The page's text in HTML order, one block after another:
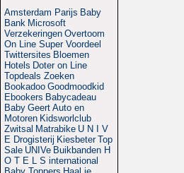
Amsterdam Parijs Baby
Bank Microsoft
Verzekeringen Overtoom
On Line Super Voordeel
Twittersites Bloemen
Hotels Doter on Line
Topdeals Zoeken
Bookadoo Goodmoodkid
Ebookers Babycadeau
Baby Geert Auto en
Motoren Kidsworlclub
Zwitsal Matrabike U N I V
E Drogisterij Kiesbeter Top
Sale UNIVe Buikbanden H
O T E L S international